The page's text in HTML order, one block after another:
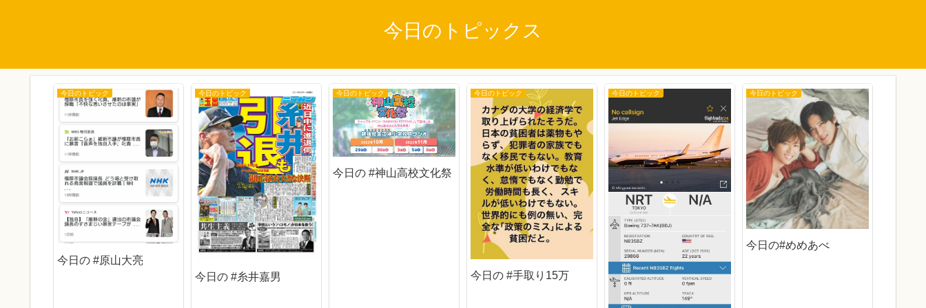
今日のトピックス
今日のトピック
今日の #原山大亮
今日のトピック
今日の #糸井嘉男
今日のトピック
今日の #神山高校文化祭
今日のトピック
今日の #手取り15万
今日のトピック 今日のトピック
今日の#めめあべ